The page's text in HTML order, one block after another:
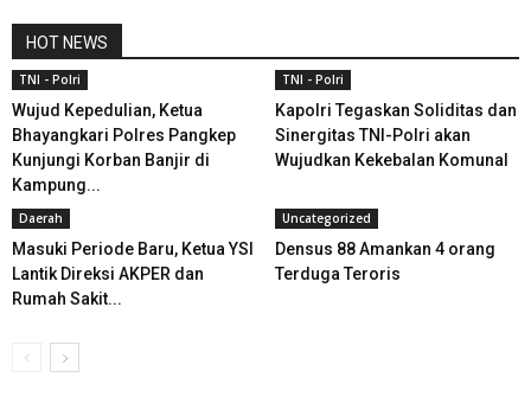
HOT NEWS
TNI - Polri
Wujud Kepedulian, Ketua
Bhayangkari Polres Pangkep
Kunjungi Korban Banjir di
Kampung...
TNI - Polri
Kapolri Tegaskan Soliditas dan
Sinergitas TNI-Polri akan
Wujudkan Kekebalan Komunal
Daerah
Masuki Periode Baru, Ketua YSI
Lantik Direksi AKPER dan
Rumah Sakit...
Uncategorized
Densus 88 Amankan 4 orang
Terduga Teroris